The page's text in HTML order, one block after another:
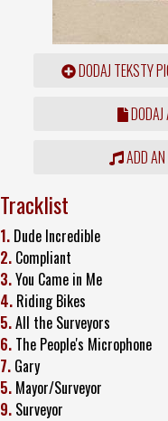
DODAJ TEKSTY
DODAJ
ADD AN
Tracklist
1. Dude Incredible
2. Compliant
3.You Came in Me
4. Riding Bikes
5.All the Surveyors
6. The People's Microphone
7. Gary
5. Mayor/Surveyor
9. Surveyor